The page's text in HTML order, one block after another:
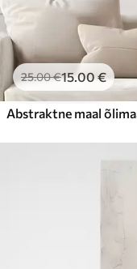
25.00€15.00€
Abstraktne maal